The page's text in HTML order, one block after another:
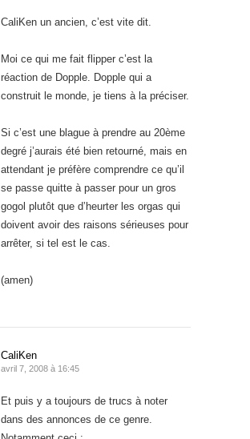
CaliKen un ancien, c’est vite dit.
Moi ce qui me fait flipper c’est la
réaction de Dopple. Dopple qui a
construit le monde, je tiens à la préciser.
Si c’est une blague à prendre au 20ème
degré j’aurais été bien retourné, mais en
attendant je préfère comprendre ce qu’il
se passe quitte à passer pour un gros
gogol plutôt que d’heurter les orgas qui
doivent avoir des raisons sérieuses pour
arrêter, si tel est le cas.
(amen)
CaliKen
avril 7, 2008 à 16:45
Et puis y a toujours de trucs à noter
dans des annonces de ce genre.